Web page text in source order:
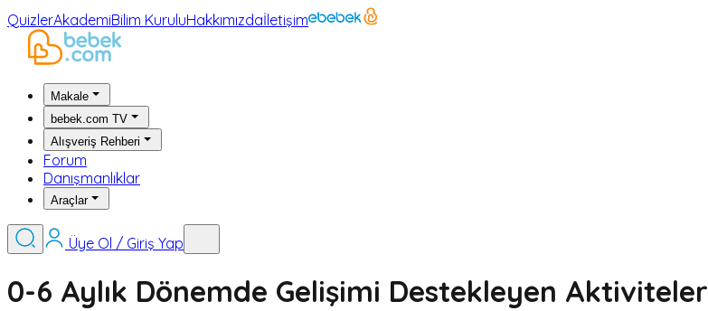
QuizlerAkademiBilim KuruluHakkımızdaİletişim
Makale
bebek.com TV
Alışveriş Rehberi
Forum
Danışmanlıklar
Araçlar
Üye Ol / Giriş Yap
0-6 Aylık Dönemde Gelişimi Destekleyen Aktiviteler